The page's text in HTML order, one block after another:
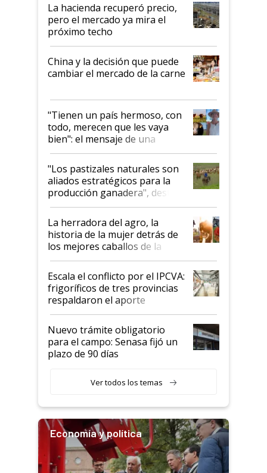
La hacienda recuperó precio,
pero el mercado ya mira el
próximo techo
China y la decisión que puede
cambiar el mercado de la carne
"Tienen un país hermoso, con
todo, merecen que les vaya
bien": el mensaje de una
ganadera uruguaya sobre las
oportunidades que se abren
para el agro en Argentina, con
foco en la carne
"Los pastizales naturales son
aliados estratégicos para la
producción ganadera", destaca
la iniciativa que ya reúne a 46
establecimientos en Argentina
La herradora del agro, la
historia de la mujer detrás de
los mejores caballos de la
Argentina y los mitos que
todavía hacen sufrir a estos
animales: "Mientras me
descalificaban, yo seguí
haciendo currículum"
Escala el conflicto por el IPCVA:
frigoríficos de tres provincias
respaldaron el aporte
obligatorio
Nuevo trámite obligatorio
para el campo: Senasa fijó un
plazo de 90 días
Ver todos los temas
Economía y política